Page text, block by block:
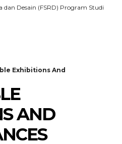
dan Desain (FSRD) Program Studi